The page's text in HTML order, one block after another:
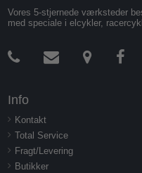
Vores 5-stjernede værksteder
med speciale i elcykler,
Info
Kontakt
Total Service
Fragt/Levering
Butikker